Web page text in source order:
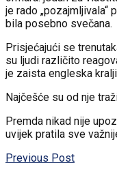
je rado „pozajmljivala“
bila posebno svečana.
Prisjećajući se
su ljudi različito
je zaista engleska
Najčešće su od nje
Premda nikad nije
uvijek pratila sve
Previous Post